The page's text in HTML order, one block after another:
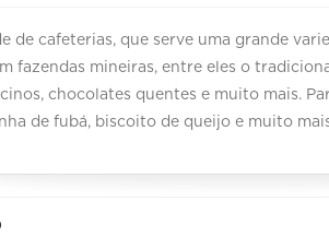
de cafeterias, que serve uma grande
fazendas mineiras, entre eles o
chocolates quentes e muito mais.
de fubá, biscoito de queijo e muito